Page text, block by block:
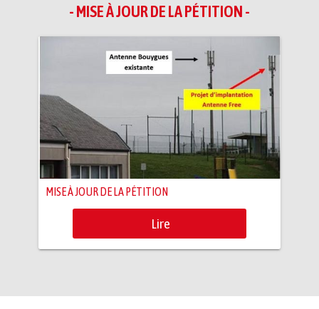
- MISE À JOUR DE LA PÉTITION -
MISE À JOUR DE LA PÉTITION
Lire